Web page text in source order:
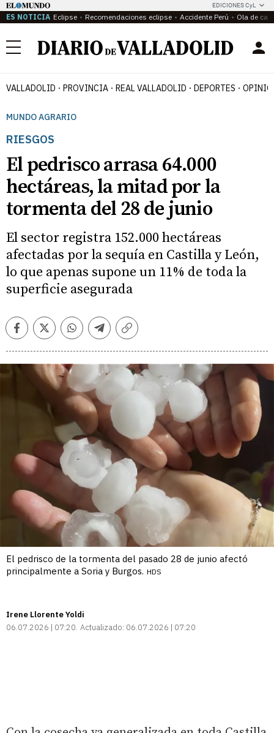
EDICIONES CyL
ES NOTICIA Eclipse Recomendaciones eclipse Accidente Perú Ola de
Menú
VALLADOLID PROVINCIA REAL VALLADOLID DEPORTES
MUNDO AGRARIO
RIESGOS
El pedrisco arrasa 64.000
hectáreas, la mitad por la
tormenta del 28 de junio
El sector registra 152.000 hectáreas
afectadas por la sequía en Castilla y León,
lo que apenas supone un 11% de toda la
superficie asegurada
FacebookTwitterWhatsappTelegramCopiar
El pedrisco de la tormenta del pasado 28 de junio afectó
principalmente a Soria y Burgos. HDS
Irene Llorente Yoldi
06.07.2026 | 07:20 Actualizado: 06.07.2026 | 07:20